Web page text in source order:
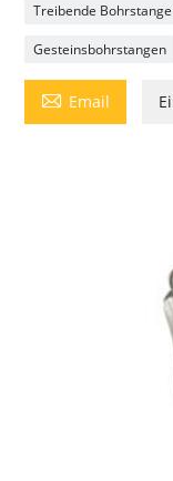
Treibende Bohrstange
Gesteinsbohrstangen
 Email